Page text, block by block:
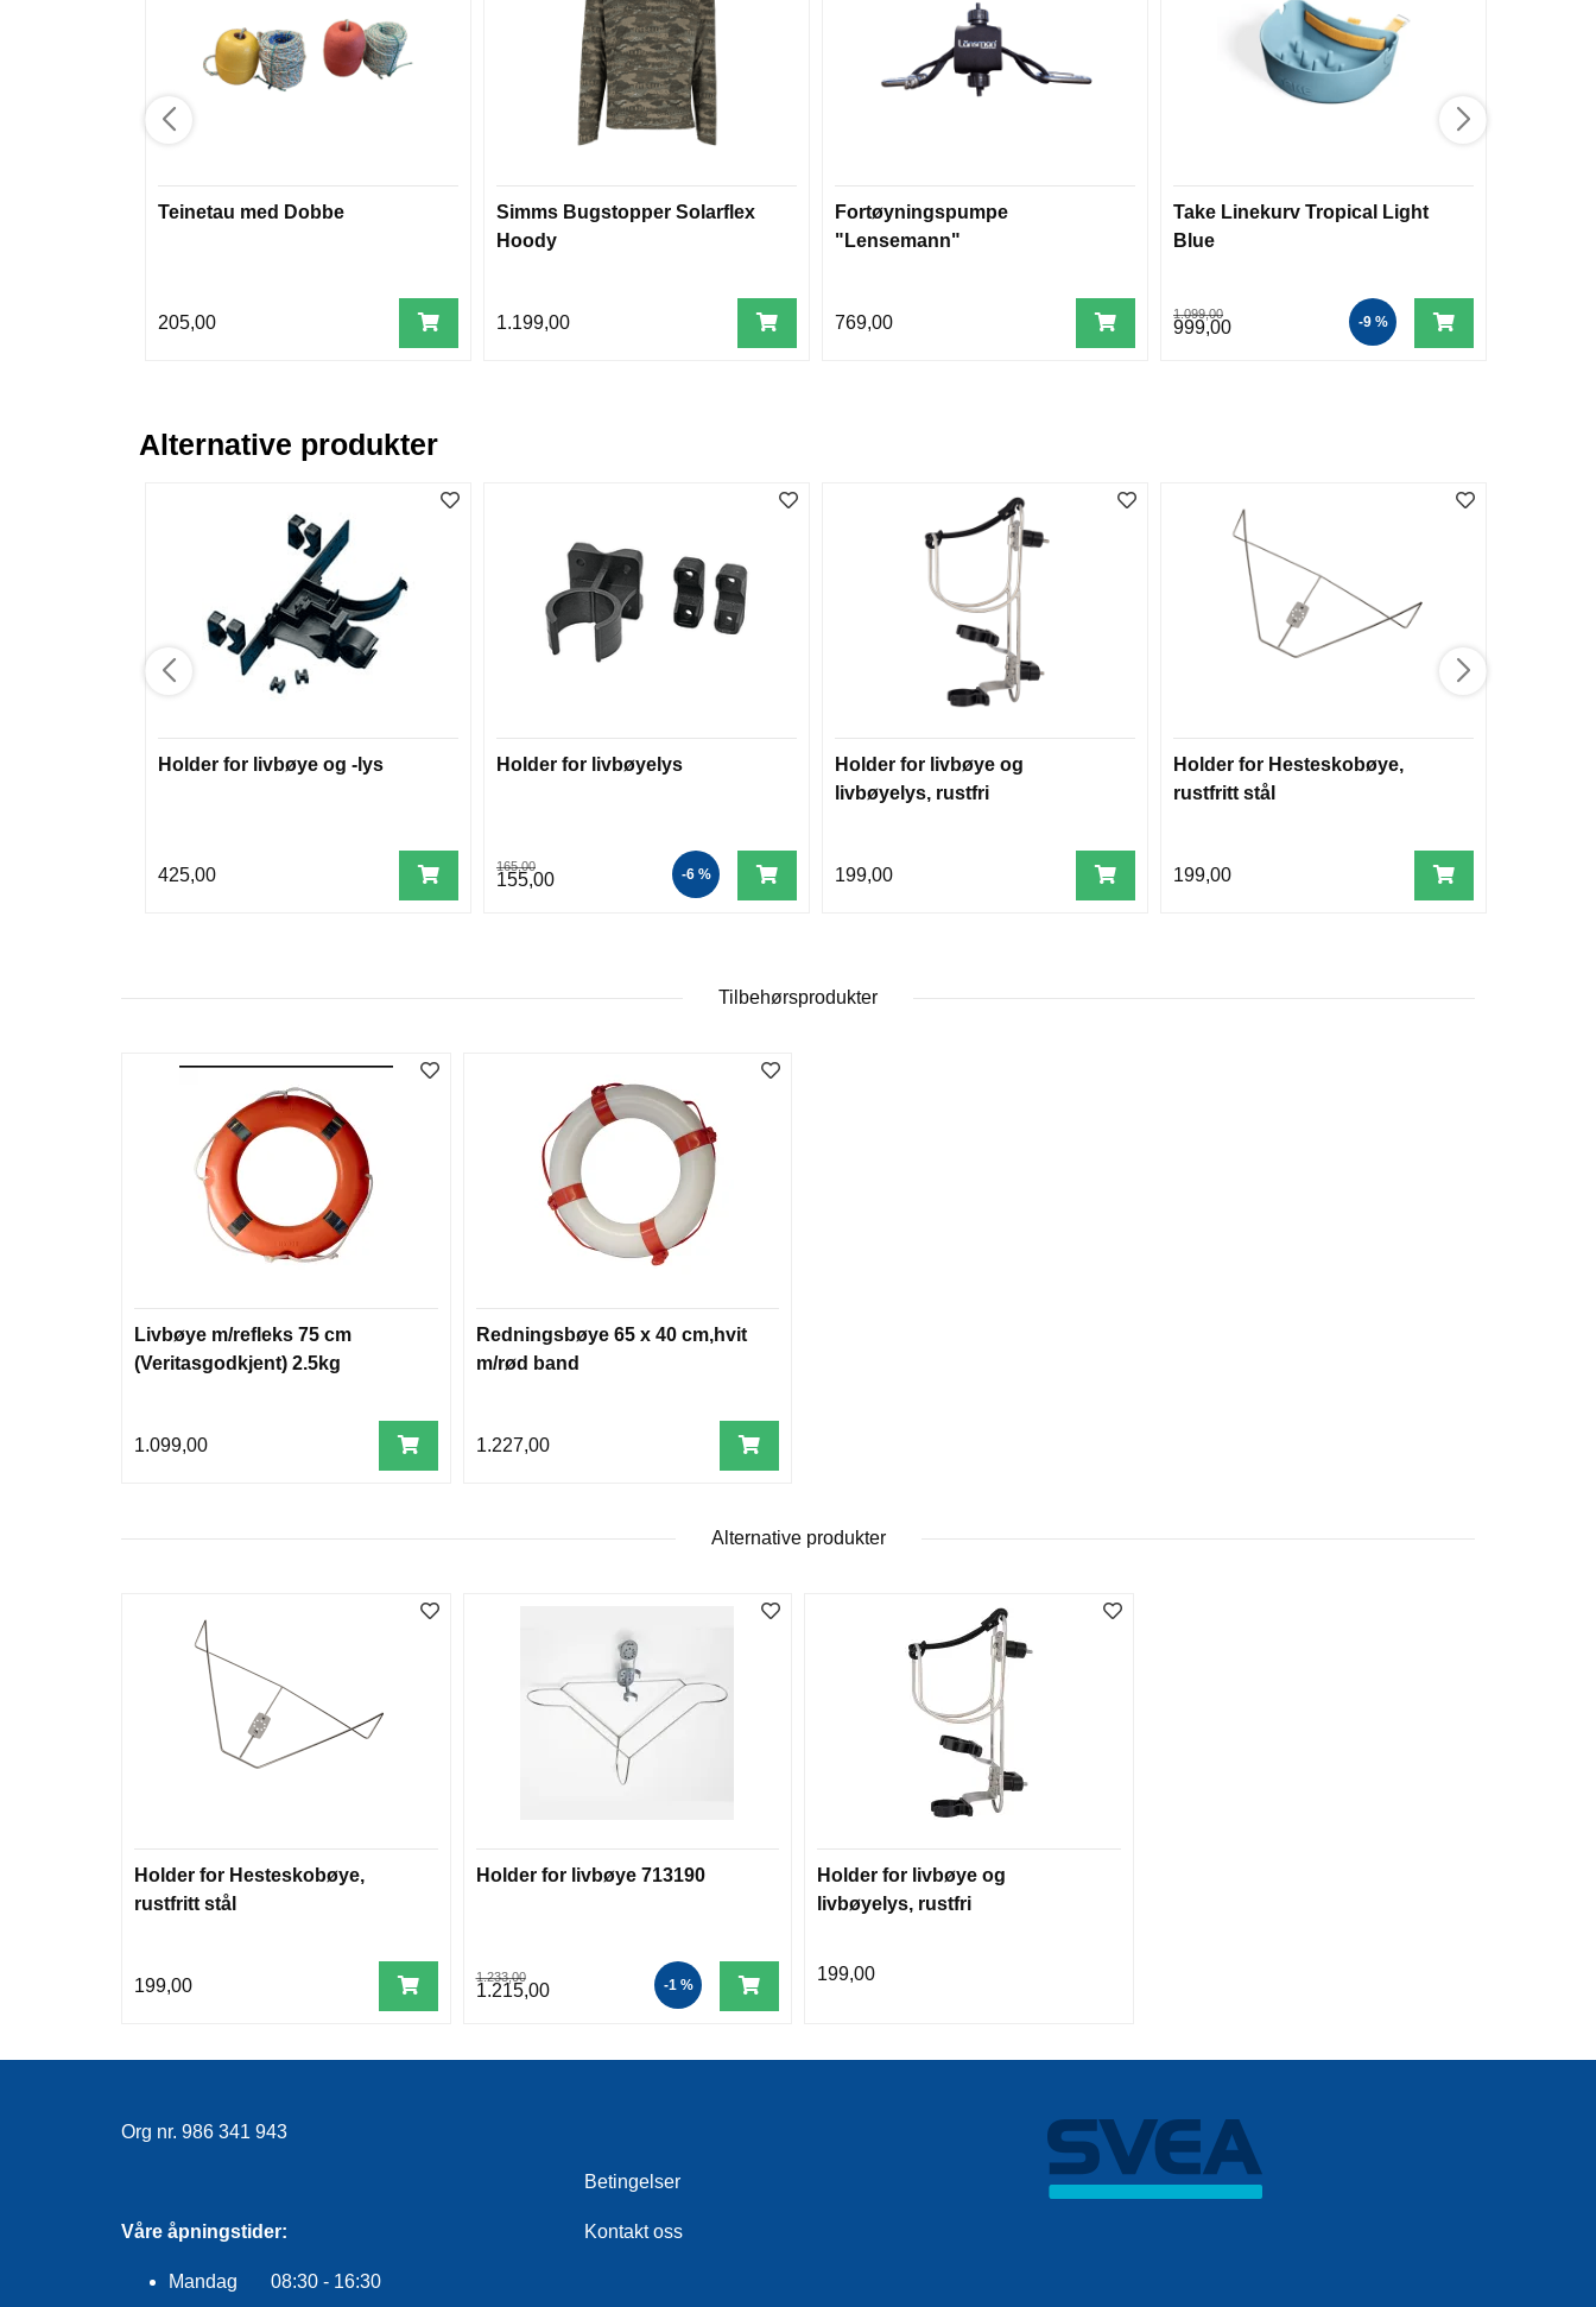
Teinetau med Dobbe
205,00
Simms Bugstopper Solarflex
Hoody
1.199,00
Fortøyningspumpe
"Lensemann"
769,00
Take Linekurv Tropical Light
Blue
1.099,00
999,00 -9 %
Alternative produkter
Holder for livbøye og -lys
425,00
Holder for livbøyelys
165,00
155,00 -6 %
Holder for livbøye og
livbøyelys, rustfri
199,00
Holder for Hesteskobøye,
rustfritt stål
199,00
Tilbehørsprodukter
Livbøye m/refleks 75 cm
(Veritasgodkjent) 2.5kg
1.099,00
Redningsbøye 65 x 40 cm,hvit
m/rød band
1.227,00
Alternative produkter
Holder for Hesteskobøye,
rustfritt stål
199,00
Holder for livbøye 713190
1.233,00
1.215,00 -1 %
Holder for livbøye og
livbøyelys, rustfri
199,00
Org nr. 986 341 943
Våre åpningstider:
Mandag 08:30 - 16:30
Betingelser
Kontakt oss